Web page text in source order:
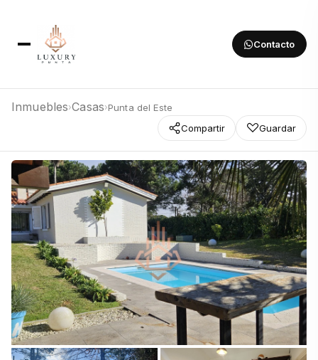
Contacto
Inmuebles›Casas›Punta del Este
Compartir
Guardar